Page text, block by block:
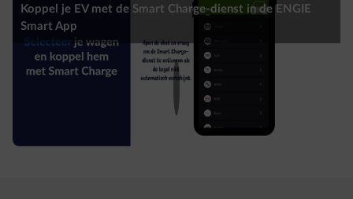
Koppel je EV met de Smart Charge-dienst in de ENGIE
Smart App